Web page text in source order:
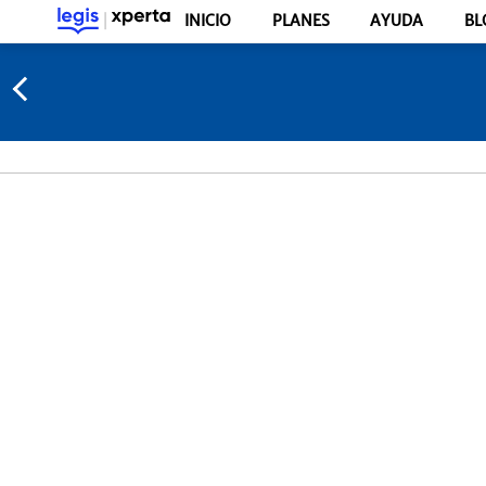
INICIO PLANES AYUDA